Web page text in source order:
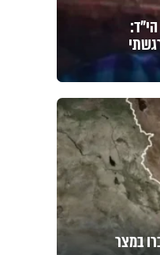
במצר